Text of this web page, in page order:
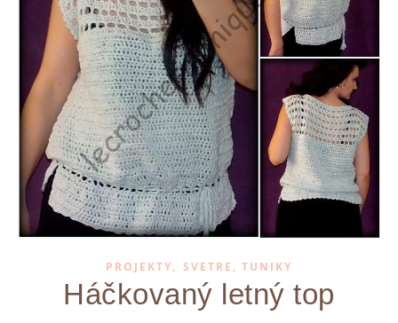
PROJEKTY, SVETRE, TUNIKY
Háčkovaný letný top